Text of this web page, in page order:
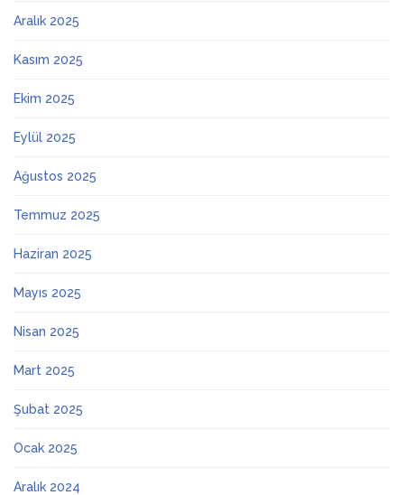
Aralık 2025
Kasım 2025
Ekim 2025
Eylül 2025
Ağustos 2025
Temmuz 2025
Haziran 2025
Mayıs 2025
Nisan 2025
Mart 2025
Şubat 2025
Ocak 2025
Aralık 2024